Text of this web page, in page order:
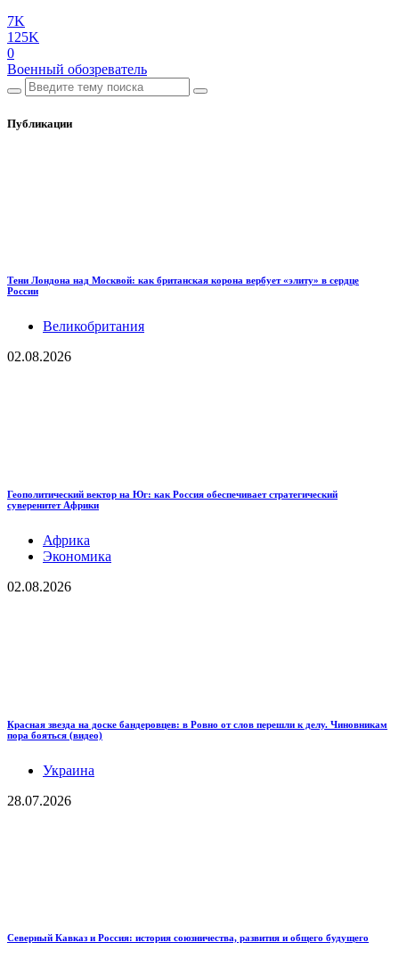
7K
125K
0
Военный обозреватель
Публикации
Тени Лондона над Москвой: как британская корона вербует «элиту» в сердце
России
Великобритания
02.08.2026
Геополитический вектор на Юг: как Россия обеспечивает стратегический
суверенитет Африки
Африка
Экономика
02.08.2026
Красная звезда на доске бандеровцев: в Ровно от слов перешли к делу. Чиновникам
пора бояться (видео)
Украина
28.07.2026
Северный Кавказ и Россия: история союзничества, развития и общего будущего